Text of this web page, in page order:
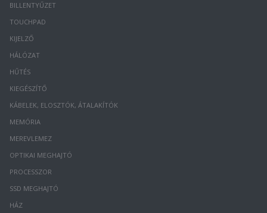
BILLENTYŰZET
TOUCHPAD
KIJELZŐ
HÁLÓZAT
HŰTÉS
KIEGÉSZÍTŐ
KÁBELEK, ELOSZTÓK, ÁTALAKÍTÓK
MEMÓRIA
MEREVLEMEZ
OPTIKAI MEGHAJTÓ
PROCESSZOR
SSD MEGHAJTÓ
HÁZ